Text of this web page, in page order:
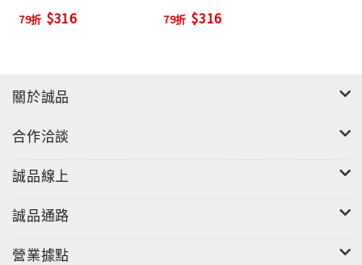
79折 $316 79折 $316
關於誠品
合作洽談
誠品線上
誠品通路
營業據點